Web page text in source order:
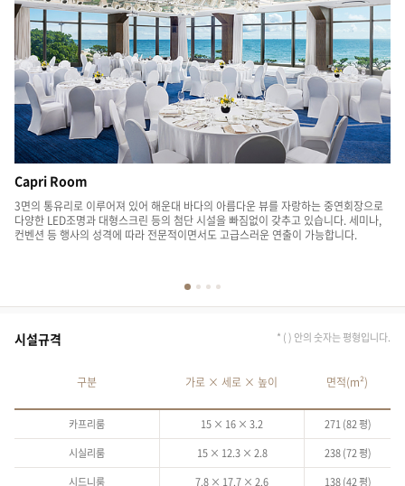
Capri Room
3면의 통유리로 이루어져 있어 해운대 바다의 아름다운 뷰를 자랑하는 중연회장으로
다양한 LED조명과 대형스크린 등의 첨단 시설을 빠짐없이 갖추고 있습니다. 세미나,
컨벤션 등 행사의 성격에 따라 전문적이면서도 고급스러운 연출이 가능합니다.
시설규격 * ( ) 안의 숫자는 평형입니다.
구분 가로 × 세로 × 높이 면적(m²)
카프리룸 15 × 16 × 3.2
271 (82 평)
시실리룸
15 × 12.3 × 2.8
238 (72 평)
시드니룸
7.8 × 17.7 × 2.6 138 (42 평)